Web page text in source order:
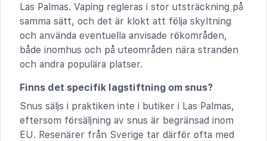
Las Palmas. Vaping regleras i stor utsträckning på
samma sätt, och det är klokt att följa skyltning
och använda eventuella anvisade rökområden,
både inomhus och på uteområden nära stranden
och andra populära platser.
Finns det specifik lagstiftning om snus?
Snus säljs i praktiken inte i butiker i Las Palmas,
eftersom försäljning av snus är begränsad inom
EU. Resenärer från Sverige tar därför ofta med